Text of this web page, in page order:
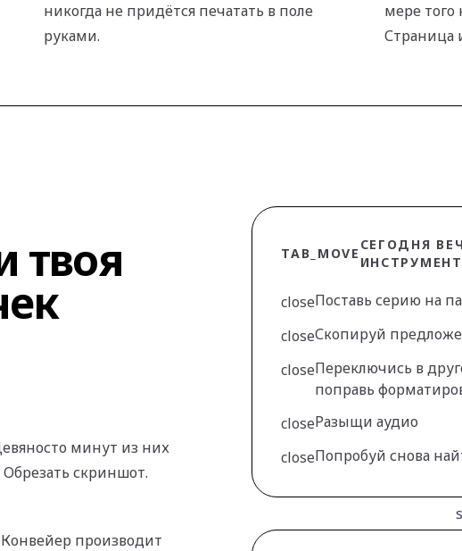
никогда не придётся печатать в поле
руками.
мере того
Страница
твоя
минут из них
скриншот.
Конвейер производит
TAB_MOVE
СЕГОДНЯ
closeПоставь серию на
closeСкопируй
closeПереключись в
поправь
closeРазыщи аудио
closeПопробуй снова